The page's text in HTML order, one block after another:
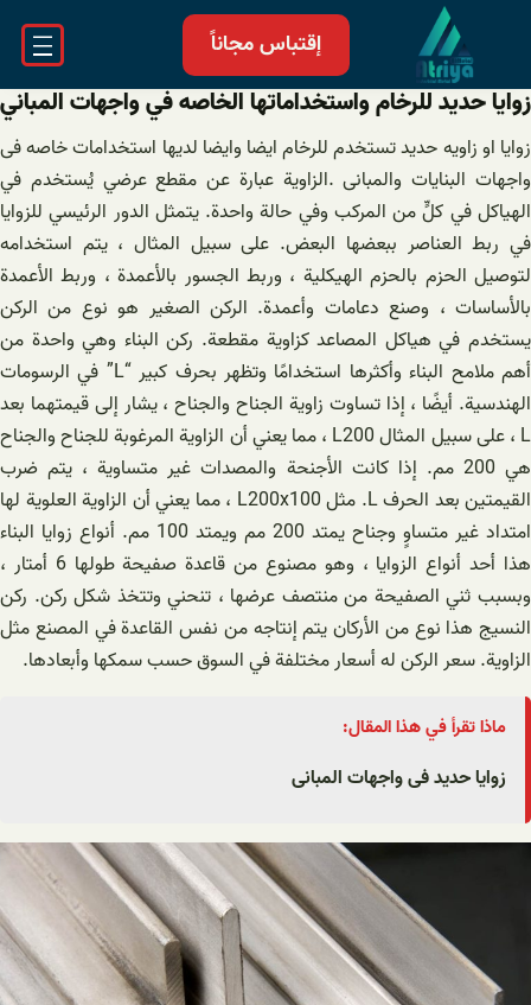
المحتوى
إقتباس مجاناً
زوایا حدید للرخام واستخداماتها الخاصه في واجهات المباني
زوایا او زاویه حدید تستخدم للرخام ایضا وایضا لدیها استخدامات خاصه فی
واجهات البنایات والمبانی .الزاوية عبارة عن مقطع عرضي يُستخدم في
الهياكل في كلٍّ من المركب وفي حالة واحدة. يتمثل الدور الرئيسي للزوايا
في ربط العناصر ببعضها البعض. على سبيل المثال ، يتم استخدامه
لتوصيل الحزم بالحزم الهيكلية ، وربط الجسور بالأعمدة ، وربط الأعمدة
بالأساسات ، وصنع دعامات وأعمدة. الركن الصغير هو نوع من الركن
يستخدم في هياكل المصاعد كزاوية مقطعة. ركن البناء وهي واحدة من
أهم ملامح البناء وأكثرها استخدامًا وتظهر بحرف كبير “L” في الرسومات
الهندسية. أيضًا ، إذا تساوت زاوية الجناح والجناح ، يشار إلى قيمتهما بعد
L ، على سبيل المثال L200 ، مما يعني أن الزاوية المرغوبة للجناح والجناح
هي 200 مم. إذا كانت الأجنحة والمصدات غير متساوية ، يتم ضرب
القيمتين بعد الحرف L. مثل L200x100 ، مما يعني أن الزاوية العلوية لها
امتداد غير متساوٍ وجناح يمتد 200 مم ويمتد 100 مم. أنواع زوايا البناء
هذا أحد أنواع الزوايا ، وهو مصنوع من قاعدة صفيحة طولها 6 أمتار ،
وبسبب ثني الصفيحة من منتصف عرضها ، تنحني وتتخذ شكل ركن. ركن
النسيج هذا نوع من الأركان يتم إنتاجه من نفس القاعدة في المصنع مثل
الزاوية. سعر الركن له أسعار مختلفة في السوق حسب سمكها وأبعادها.
ماذا تقرأ في هذا المقال:
زوایا حدید فی واجهات المبانی